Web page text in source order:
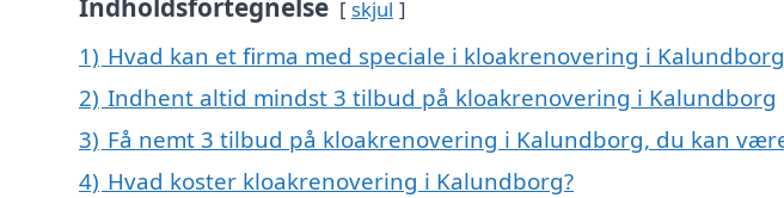
Indholdsfortegnelse skjul
1) Hvad kan et firma med speciale i kloakrenovering i
2) Indhent altid mindst 3 tilbud på kloakrenovering i Kalundborg
3) Få nemt 3 tilbud på kloakrenovering i Kalundborg, du kan
4) Hvad koster kloakrenovering i Kalundborg?